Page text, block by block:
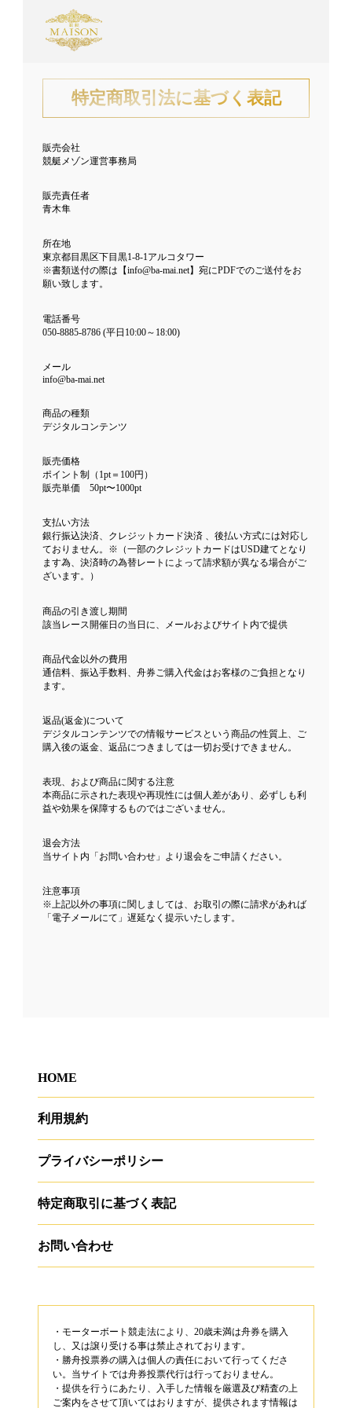
特定商取引法に基づく表記
販売会社
競艇メゾン運営事務局
販売責任者
青木隼
所在地
東京都目黒区下目黒1-8-1アルコタワー
※書類送付の際は【info@ba-mai.net】宛にPDFでのご送付をお
願い致します。
電話番号
050-8885-8786 (平日10:00～18:00)
メール
info@ba-mai.net
商品の種類
デジタルコンテンツ
販売価格
ポイント制（1pt＝100円）
販売単価 50pt〜1000pt
支払い方法
銀行振込決済、クレジットカード決済 、後払い方式には対応し
ておりません。※（一部のクレジットカードはUSD建てとなり
ます為、決済時の為替レートによって請求額が異なる場合がご
ざいます。）
商品の引き渡し期間
該当レース開催日の当日に、メールおよびサイト内で提供
商品代金以外の費用
通信料、振込手数料、舟券ご購入代金はお客様のご負担となり
ます。
返品(返金)について
デジタルコンテンツでの情報サービスという商品の性質上、ご
購入後の返金、返品につきましては一切お受けできません。
表現、および商品に関する注意
本商品に示された表現や再現性には個人差があり、必ずしも利
益や効果を保障するものではございません。
退会方法
当サイト内「お問い合わせ」より退会をご申請ください。
注意事項
※上記以外の事項に関しましては、お取引の際に請求があれば
「電子メールにて」遅延なく提示いたします。
HOME
利用規約
プライバシーポリシー
特定商取引に基づく表記
お問い合わせ
・モーターボート競走法により、20歳未満は舟券を購入
し、又は譲り受ける事は禁止されております。
・勝舟投票券の購入は個人の責任において行ってくださ
い。当サイトでは舟券投票代行は行っておりません。
・提供を行うにあたり、入手した情報を厳選及び精査の上
ご案内をさせて頂いてはおりますが、提供されます情報は